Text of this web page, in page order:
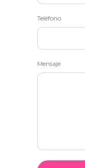
Teléfono
Mensaje